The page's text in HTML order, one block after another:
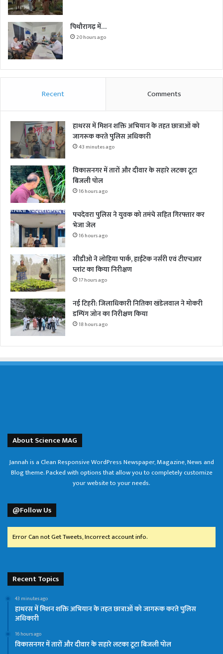
पिथौरागढ़ में…
20 hours ago
Recent Comments
हाथरस में मिशन शक्ति अभियान के तहत छात्राओं को
जागरूक करते पुलिस अधिकारी
43 minutes ago
विकासनगर में तारों और दीवार के सहारे लटका टूटा
बिजली पोल
16 hours ago
पचदेवरा पुलिस ने युवक को तमंचे सहित गिरफ्तार कर
भेजा जेल
16 hours ago
सीडीओ ने लोहिया पार्क, हाईटेक नर्सरी एवं टीएचआर
प्लांट का किया निरीक्षण
17 hours ago
नई टिहरी: जिलाधिकारी नितिका खंडेलवाल ने मोकरी
डम्पिंग जोन का निरीक्षण किया
18 hours ago
About Science MAG
Jannah is a Clean Responsive WordPress Newspaper, Magazine, News and
Blog theme. Packed with options that allow you to completely customize
your website to your needs.
@Follow Us
Error Can not Get Tweets, Incorrect account info.
Recent Topics
43 minutes ago
हाथरस में मिशन शक्ति अभियान के तहत छात्राओं को जागरूक करते पुलिस
अधिकारी
16 hours ago
विकासनगर में तारों और दीवार के सहारे लटका टूटा बिजली पोल